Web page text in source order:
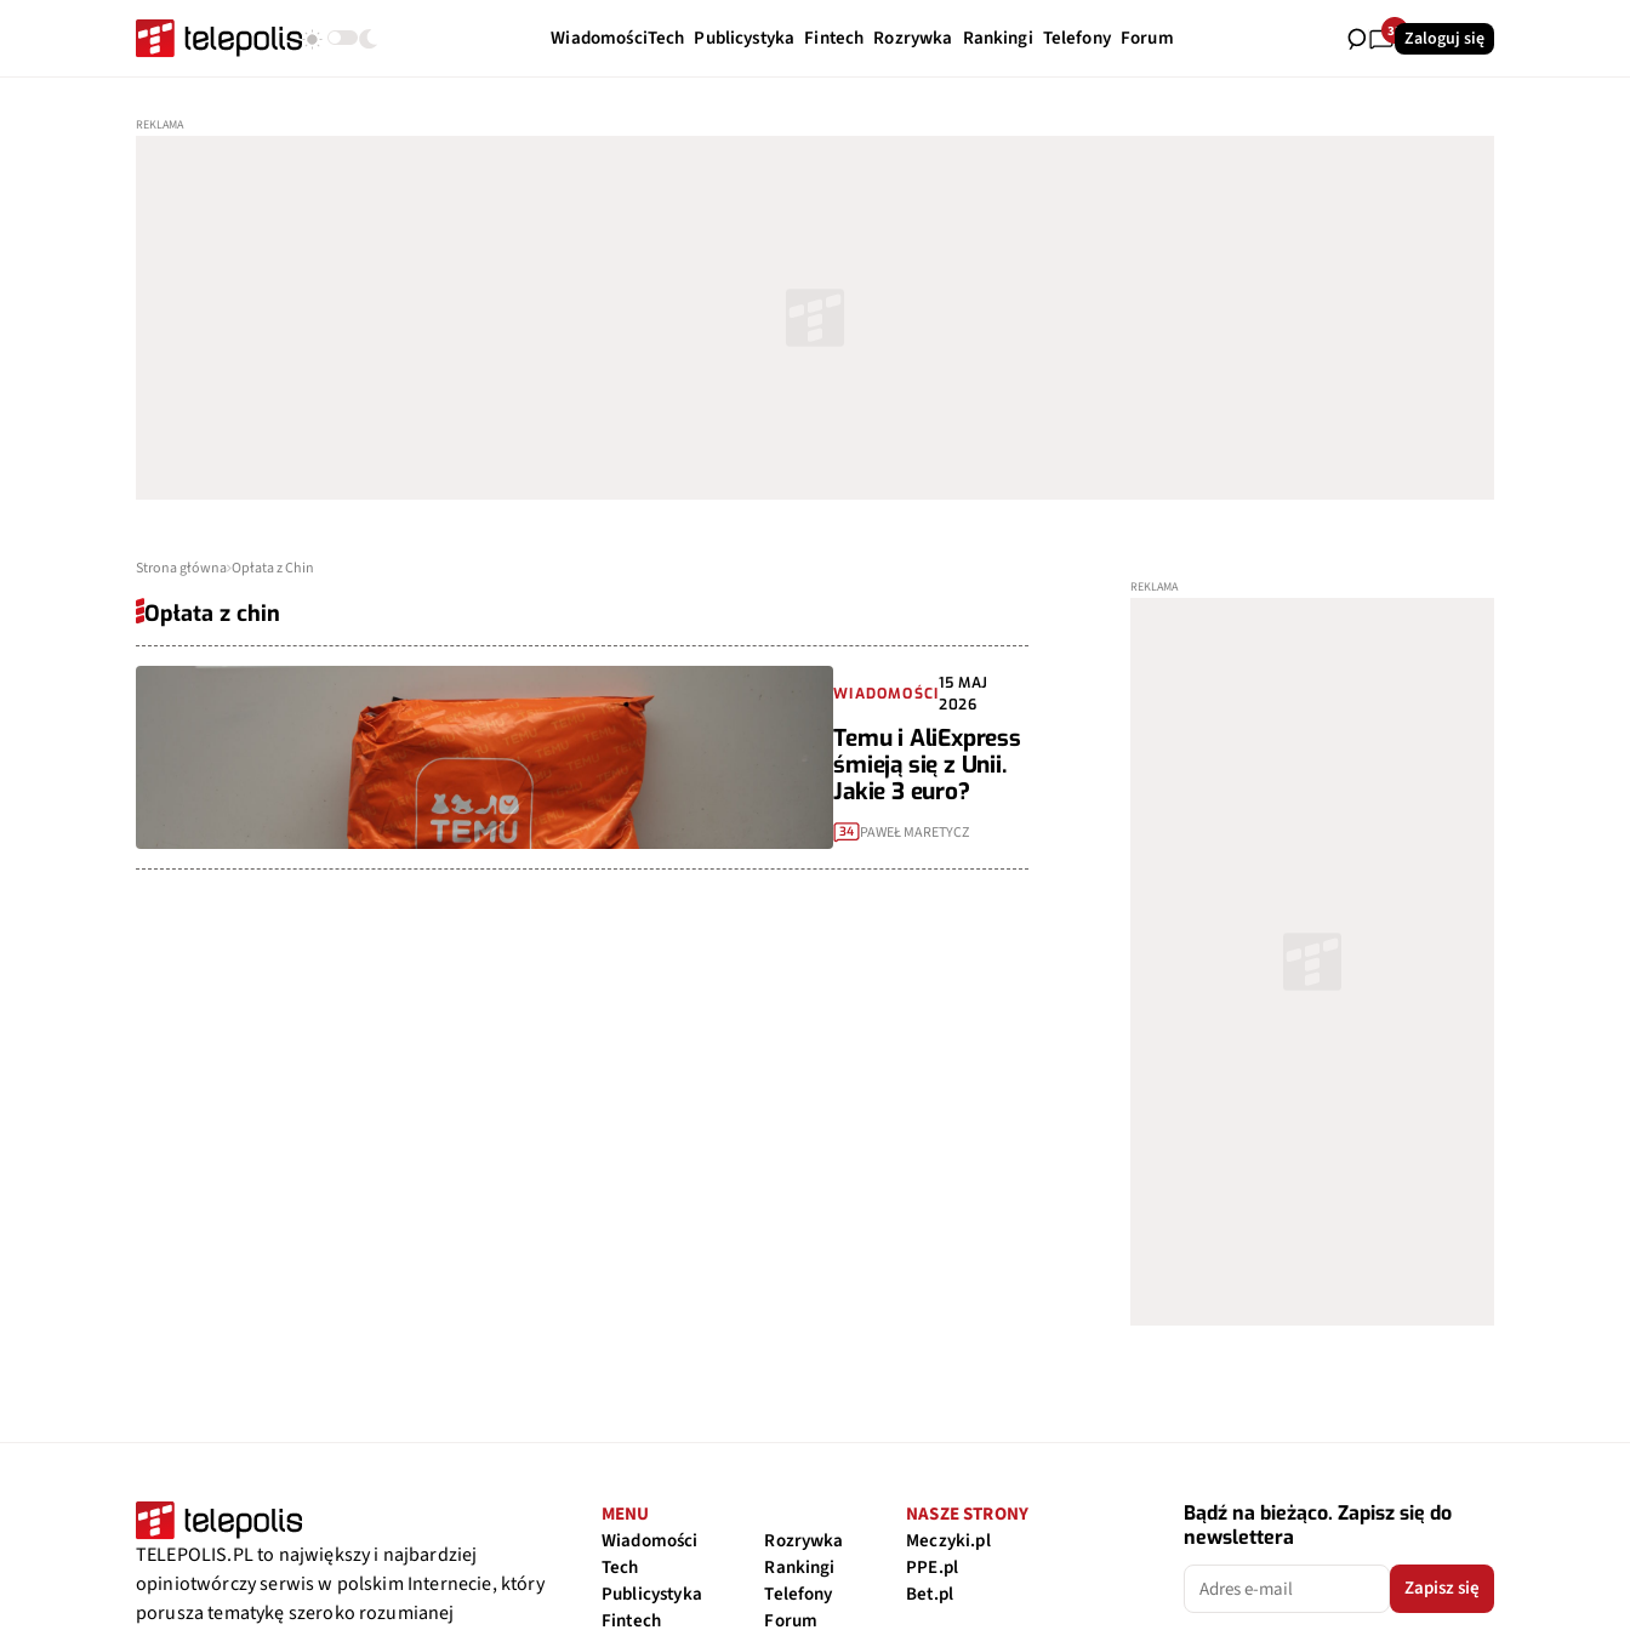
WiadomościTech Publicystyka Fintech Rozrywka Rankingi Telefony Forum 33Zaloguj się
Strona główna Opłata z Chin
Opłata z chin
WIADOMOŚCI
15 MAJ
2026
Temu i AliExpress
śmieją się z Unii.
Jakie 3 euro?
34 PAWEŁ MARETYCZ
TELEPOLIS.PL to największy i najbardziej
opiniotwórczy serwis w polskim Internecie, który
porusza tematykę szeroko rozumianej
MENU
Wiadomości
Tech
Publicystyka
Fintech
Rozrywka
Rankingi
Telefony
Forum
NASZE STRONY
Meczyki.pl
PPE.pl
Bet.pl
Bądź na bieżąco. Zapisz się do
newslettera
Zapisz się